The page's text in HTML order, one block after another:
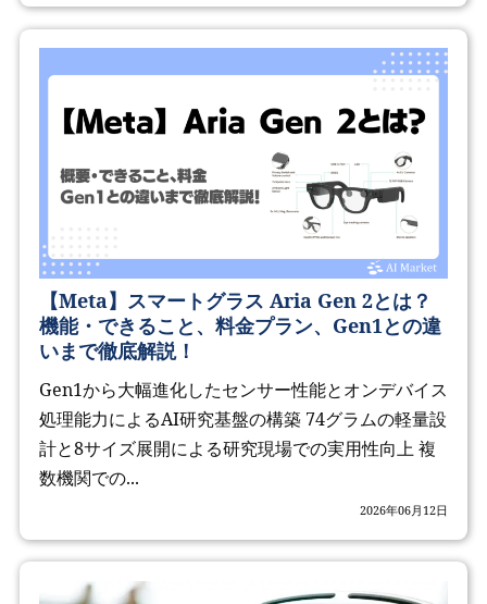
【Meta】スマートグラス Aria Gen 2とは？
機能・できること、料金プラン、Gen1との違
いまで徹底解説！
Gen1から大幅進化したセンサー性能とオンデバイス
処理能力によるAI研究基盤の構築 74グラムの軽量設
計と8サイズ展開による研究現場での実用性向上 複
数機関での...
2026年06月12日